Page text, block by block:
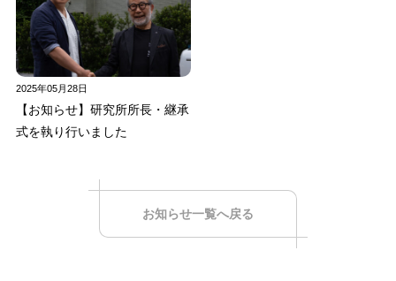
2025年05月28日
【お知らせ】研究所所長・継承
式を執り行いました
お知らせ一覧へ戻る